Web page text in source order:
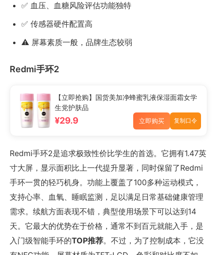
✅ 血压、血糖风险评估功能独特
✅ 传感器硬件配置高
⚠️ 屏幕素质一般，品牌生态较弱
Redmi手环2
【立即抢购】国货美加净蜂蜜乳液保湿面霜女学
生党护肤品
¥29.9 立即购买 复制口令
Redmi手环2是追求极致性价比学生的首选。它拥有1.47英
寸大屏，显示面积比上一代提升显著，同时保留了Redmi
手环一贯的轻巧机身。功能上覆盖了100多种运动模式，
支持心率、血氧、睡眠监测，足以满足日常基础健康管理
需求。续航方面表现不错，典型使用场景下可以达到14
天。它最大的优势在于价格，通常不到百元就能入手，是
入门级智能手环的TOP推荐。不过，为了控制成本，它没